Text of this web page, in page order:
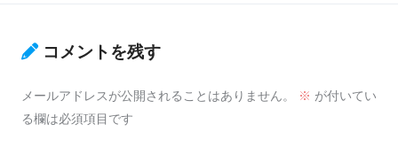
コメントを残す
メールアドレスが公開されることはありません。 ※ が付いてい
る欄は必須項目です